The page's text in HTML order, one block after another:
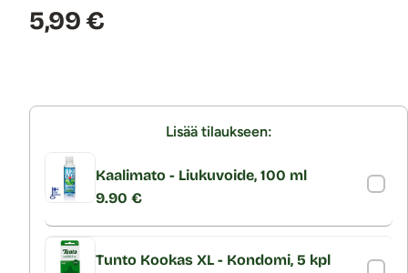
Hinta:
5,99 €
Lisää tilaukseen:
Kaalimato - Liukuvoide, 100 ml
9.90 €
Tunto Kookas XL - Kondomi, 5 kpl